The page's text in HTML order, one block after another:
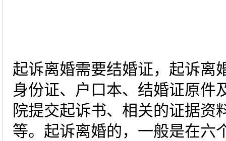
起诉离婚需要结婚证，起诉离
身份证、户口本、结婚证原件
院提交起诉书、相关的证据资
等。起诉离婚的，一般是在六